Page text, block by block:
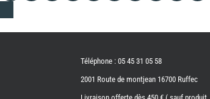
Téléphone : 05 45 31 05 58
2001 Route de montjean 16700 Ruffec